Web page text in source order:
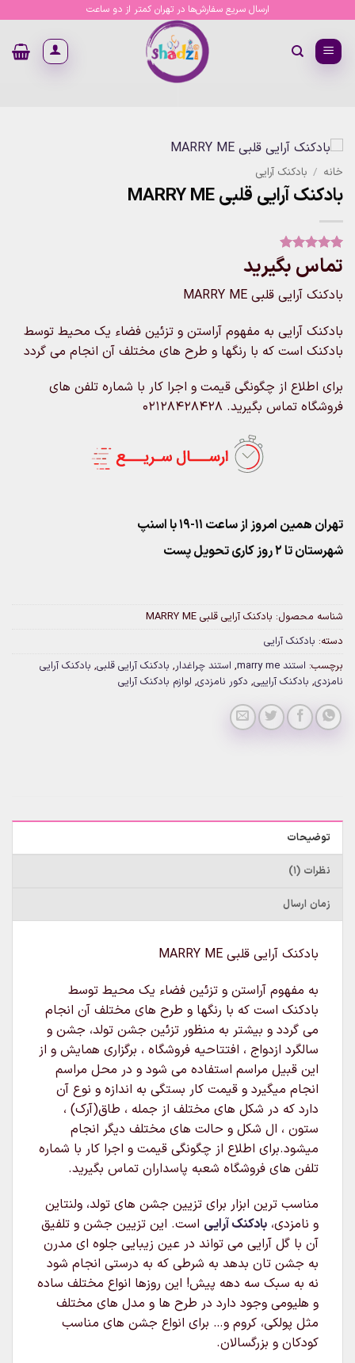
content
ارسال سریع سفارش‌ها در تهران کمتر از دو ساعت
خانه / بادکنک آرایی
بادکنک آرایی قلبی MARRY ME
امتیاز
از
5 امتیاز
1
تماس بگیرید
بادکنک آرایی قلبی MARRY ME
بادکنک آرایی به مفهوم آراستن و تزئین فضاء یک محیط توسط
بادکنک است که با رنگها و طرح های مختلف آن انجام می گردد
برای اطلاع از چگونگی قیمت و اجرا کار با شماره تلفن های
فروشگاه تماس بگیرید. 02128428428
تهران همین امروز از ساعت ۱۱-۱۹ با اسنپ
شهرستان تا 2 روز کاری تحویل پست
شناسه محصول: بادکنک آرایی قلبی MARRY ME
دسته: بادکنک آرایی
برچسب: استند marry me , استند چراغدار, بادکنک آرایی قلبی, بادکنک آرایی
نامزدی, بادکنک آراییی, دکور نامزدی, لوازم بادکنک آرایی
توضیحات
نظرات (1)
زمان ارسال
بادکنک آرایی قلبی MARRY ME
به مفهوم آراستن و تزئین فضاء یک محیط توسط
بادکنک است که با رنگها و طرح های مختلف آن انجام
می گردد و بیشتر به منظور تزئین جشن تولد، جشن و
سالگرد ازدواج ، افتتاحیه فروشگاه ، برگزاری همایش و از
این قبیل مراسم استفاده می شود و در محل مراسم
انجام میگیرد و قیمت کار بستگی به اندازه و نوع آن
دارد که در شکل های مختلف از جمله ، طاق(آرک) ،
ستون ، ال شکل و حالت های مختلف دیگر انجام
میشود.برای اطلاع از چگونگی قیمت و اجرا کار با شماره
تلفن های فروشگاه شعبه پاسداران تماس بگیرید.
مناسب ترین ابزار برای تزیین جشن های تولد، ولنتاین
و نامزدی، بادکنک آرایی است. این تزیین جشن و تلفیق
آن با گل آرایی می تواند در عین زیبایی جلوه ای مدرن
به جشن تان بدهد به شرطی که به درستی انجام شود
نه به سبک سه دهه پیش! این روزها انواع مختلف ساده
و هلیومی وجود دارد در طرح ها و مدل های مختلف
مثل پولکی، کروم و… برای انواع جشن های مناسب
کودکان و بزرگسالان.